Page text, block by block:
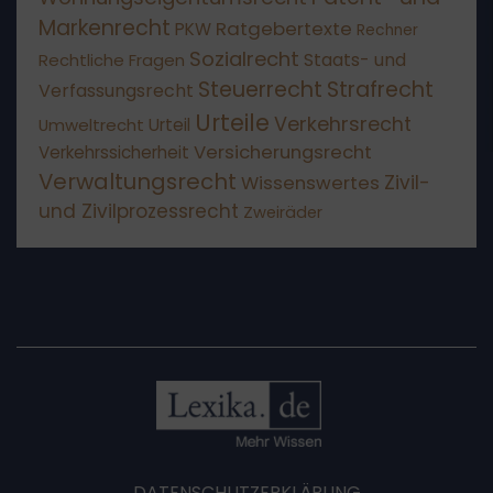
Markenrecht PKW Ratgebertexte Rechner
Rechtliche Fragen Sozialrecht Staats- und
Verfassungsrecht Steuerrecht Strafrecht
Umweltrecht Urteil Urteile Verkehrsrecht
Verkehrssicherheit Versicherungsrecht
Verwaltungsrecht Wissenswertes Zivil-
und Zivilprozessrecht Zweiräder